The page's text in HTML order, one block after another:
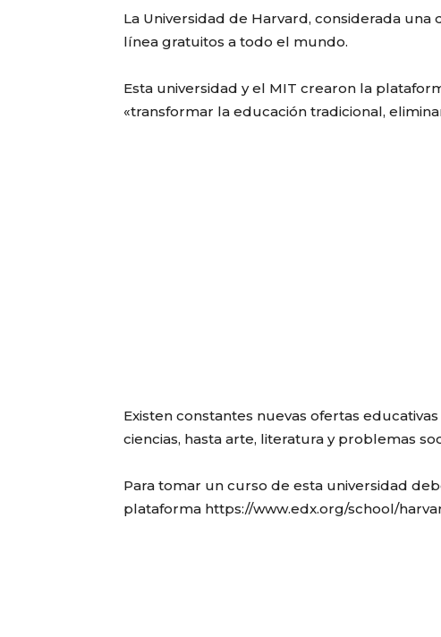
La Universidad de Harvard, considerada
línea gratuitos a todo el mundo.
Esta universidad y el MIT crearon la
«transformar la educación tradicional,
Existen constantes nuevas ofertas
ciencias, hasta arte, literatura y problemas
Para tomar un curso de esta universidad
plataforma https://www.edx.org/school/